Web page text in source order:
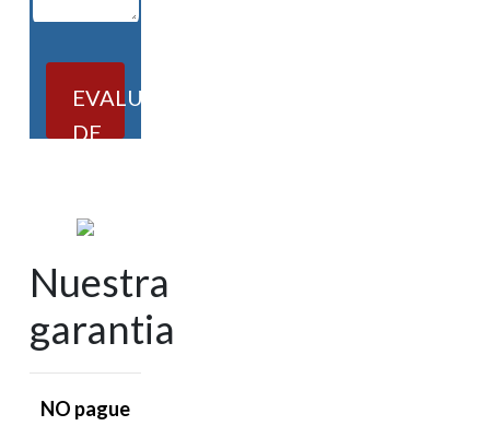
EVALUACIÓN
DE
Nuestra
garantia
NO pague